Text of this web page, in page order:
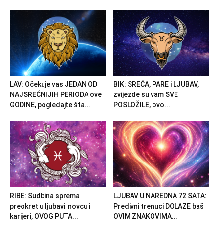
LAV: Očekuje vas JEDAN OD
NAJSREĆNIJIH PERIODA ove
GODINE, pogledajte šta...
BIK: SREĆA, PARE i LJUBAV,
zvijezde su vam SVE
POSLOŽILE, ovo...
RIBE: Sudbina sprema
preokret u ljubavi, novcu i
karijeri, OVOG PUTA...
LJUBAV U NAREDNA 72 SATA:
Predivni trenuci DOLAZE baš
OVIM ZNAKOVIMA...